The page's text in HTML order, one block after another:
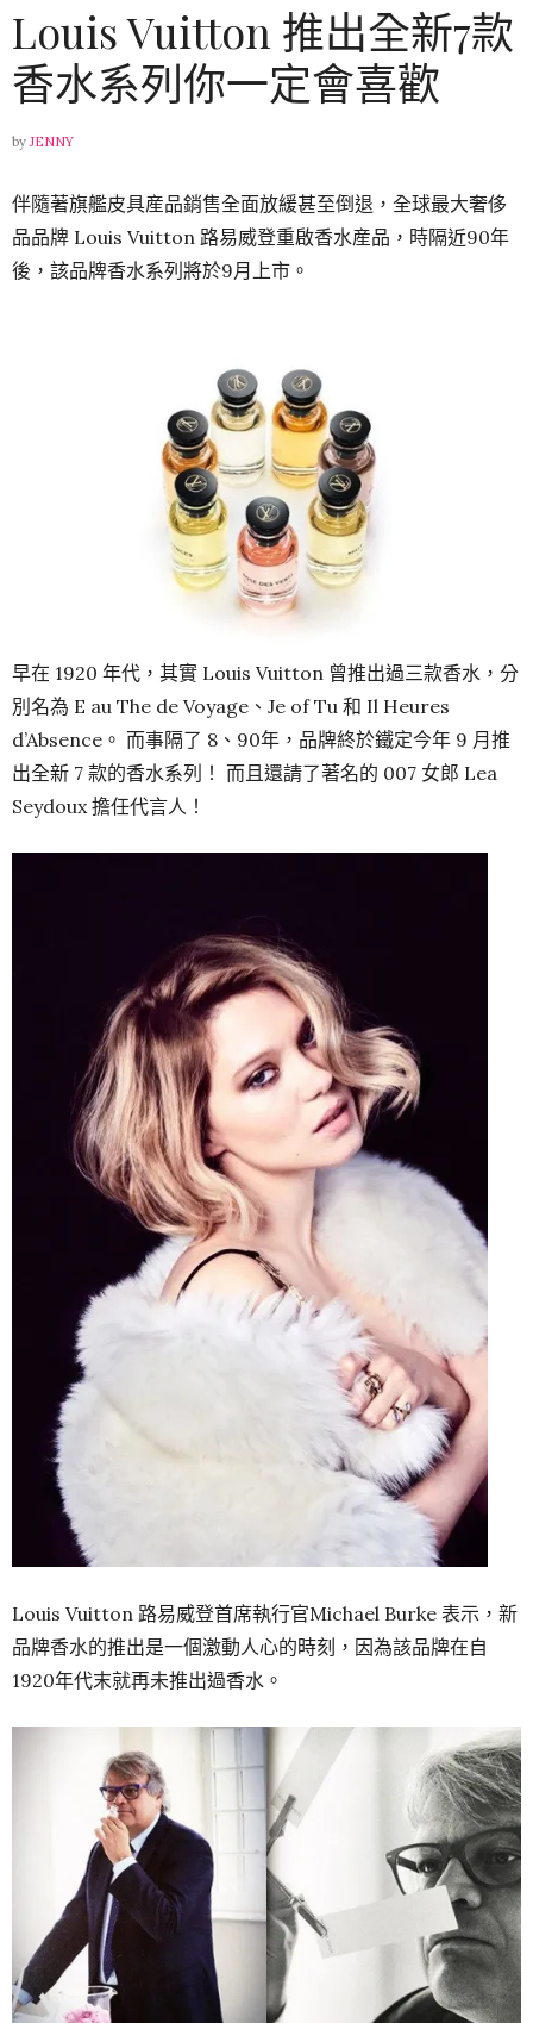
Louis Vuitton 推出全新7款
香水系列你一定會喜歡
by JENNY
伴隨著旗艦皮具産品銷售全面放緩甚至倒退，全球最大奢侈
品品牌 Louis Vuitton 路易威登重啟香水産品，時隔近90年
後，該品牌香水系列將於9月上市。
早在 1920 年代，其實 Louis Vuitton 曾推出過三款香水，分
別名為 E au The de Voyage、Je of Tu 和 Il Heures
d’Absence。 而事隔了 8、90年，品牌終於鐵定今年 9 月推
出全新 7 款的香水系列！ 而且還請了著名的 007 女郎 Lea
Seydoux 擔任代言人！
Louis Vuitton 路易威登首席執行官Michael Burke 表示，新
品牌香水的推出是一個激動人心的時刻，因為該品牌在自
1920年代末就再未推出過香水。